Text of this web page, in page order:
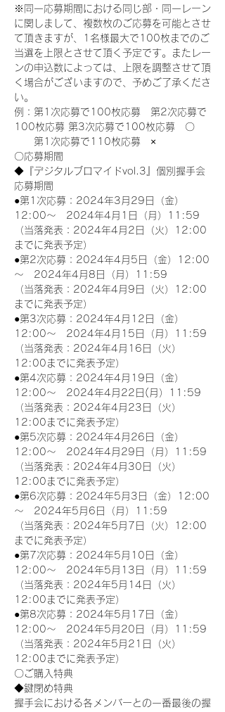
※同一応募期間における同じ部・同一レーン
に関しまして、複数枚のご応募を可能とさせ
て頂きますが、1名様最大で100枚までのご
当選を上限とさせて頂く予定です。またレー
ンの申込数によっては、上限を調整させて頂
く場合がございますので、予めご了承くださ
い。
例：第1次応募で100枚応募　第2次応募で
100枚応募 第3次応募で100枚応募　〇
第1次応募で110枚応募　×
〇応募期間
◆『デジタルブロマイドvol.3』個別握手会
応募期間
●第1次応募：2024年3月29日（金）
12:00～　2024年4月1日（月）11:59
（当落発表：2024年4月2日（火）12:00
までに発表予定）
●第2次応募：2024年4月5日（金）12:00
～　2024年4月8日（月）11:59
（当落発表：2024年4月9日（火）12:00
までに発表予定）
●第3次応募：2024年4月12日（金）
12:00～　2024年4月15日（月）11:59
（当落発表：2024年4月16日（火）
12:00までに発表予定）
●第4次応募：2024年4月19日（金）
12:00～　2024年4月22日(月）11:59
（当落発表：2024年4月23日（火）
12:00までに発表予定）
●第5次応募：2024年4月26日（金）
12:00～　2024年4月29日（月）11:59
（当落発表：2024年4月30日（火）
12:00までに発表予定）
●第6次応募：2024年5月3日（金）12:00
～　2024年5月6日（月）11:59
（当落発表：2024年5月7日（火）12:00
までに発表予定）
●第7次応募：2024年5月10日（金）
12:00～　2024年5月13日（月）11:59
（当落発表：2024年5月14日（火）
12:00までに発表予定）
●第8次応募：2024年5月17日（金）
12:00～　2024年5月20日（月）11:59
（当落発表：2024年5月21日（火）
12:00までに発表予定）
〇ご購入特典
◆鍵閉め特典
握手会における各メンバーとの一番最後の握